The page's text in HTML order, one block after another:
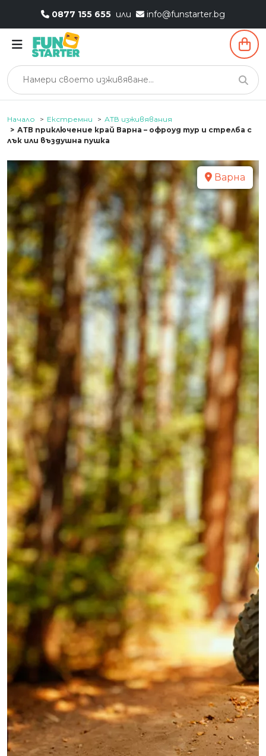
0877 155 655 или info@funstarter.bg
Начало Екстремни
АТВ изживявания
АТВ приключение край Варна – офроуд тур и стрелба с
лък или въздушна пушка
Варна